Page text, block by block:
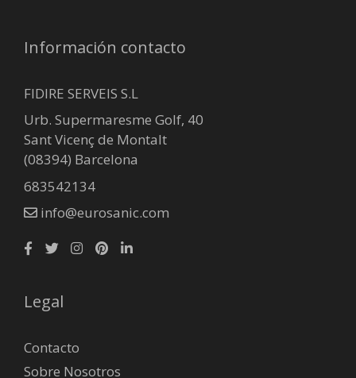
Información contacto
FIDIRE SERVEIS S.L
Urb. Supermaresme Golf, 40
Sant Vicenç de Montalt
(08394) Barcelona
683542134
info@eurosanic.com
Legal
Contacto
Sobre Nosotros